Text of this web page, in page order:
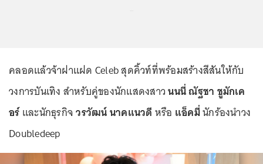
คลอดแล้วจ้าฝาแฝด Celeb สุดคิ้วท์ที่พร้อมสร้างสีสันให้กับ
วงการบันเทิง สำหรับคู่ของนักแสดงสาวนนนี่ ณัฐชา ชูมักเค
อร์และนักธุรกิจวรวัฒน์ นาคแนวดี หรือ แอ็คมี่นักร้องนำวง
Doubledeep